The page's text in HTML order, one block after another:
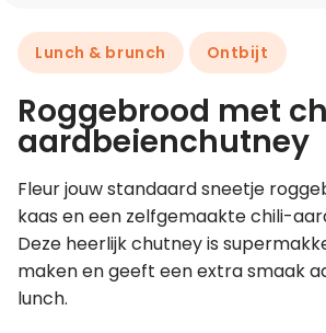
Lunch & brunch Ontbijt
Roggebrood met
aardbeienchutney
Fleur jouw standaard sneetje
kaas en een zelfgemaakte chili-
Deze heerlijk chutney is
maken en geeft een extra smaak
lunch.